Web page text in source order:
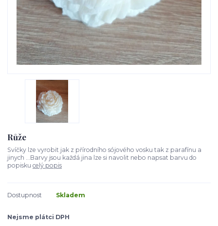
Růže
Svíčky lze vyrobit jak z přírodního sójového vosku tak z parafínu a
jinych ...Barvy jsou každá jina lze si navolit nebo napsat barvu do
popisku celý popis
Dostupnost Skladem
Nejsme plátci DPH